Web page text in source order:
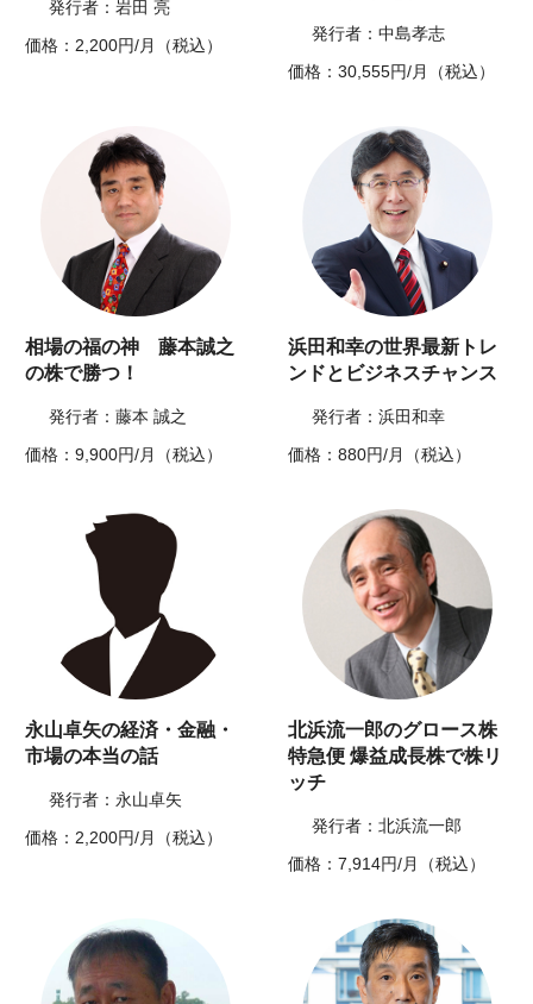
発行者：岩田 亮
価格：2,200円/月（税込）
発行者：中島孝志
価格：30,555円/月（税込）
相場の福の神 藤本誠之
の株で勝つ！
発行者：藤本 誠之
価格：9,900円/月（税込）
浜田和幸の世界最新トレ
ンドとビジネスチャンス
発行者：浜田和幸
価格：880円/月（税込）
永山卓矢の経済・金融・
市場の本当の話
発行者：永山卓矢
価格：2,200円/月（税込）
北浜流一郎のグロース株
特急便 爆益成長株で株リ
ッチ
発行者：北浜流一郎
価格：7,914円/月（税込）